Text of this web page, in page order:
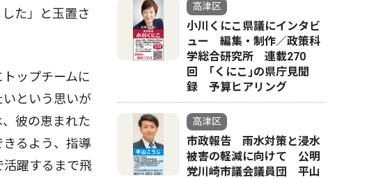
た」と玉置さ
ップチームに
という思いが
彼の恵まれた
るよう、指導
躍するまで飛
高津区
小川くにこ県議にインタビ
ュー 編集・制作／政策科
学総合研究所 連載270
回 ｢くにこ｣の県庁見聞
録 予算ヒアリング
高津区
市政報告 雨水対策と浸水
被害の軽減に向けて 公明
党川崎市議会議員団 平山